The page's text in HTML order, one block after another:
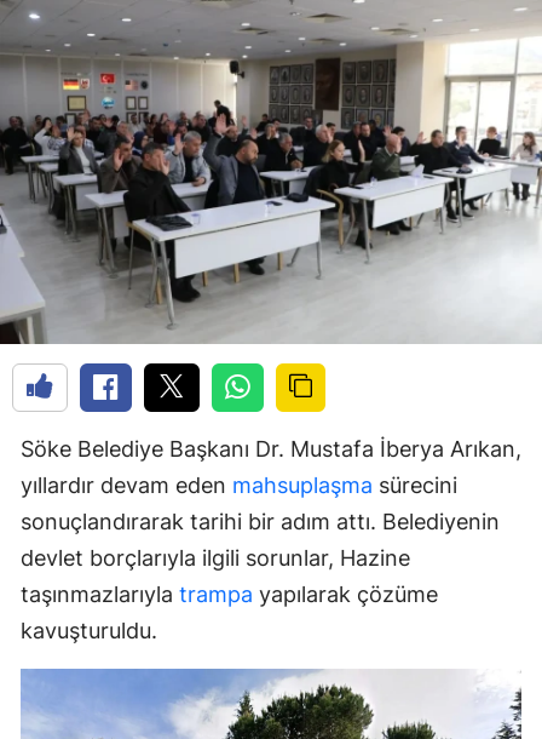
Söke Belediye Başkanı Dr. Mustafa İberya Arıkan,
yıllardır devam eden mahsuplaşma sürecini
sonuçlandırarak tarihi bir adım attı. Belediyenin
devlet borçlarıyla ilgili sorunlar, Hazine
taşınmazlarıyla trampa yapılarak çözüme
kavuşturuldu.